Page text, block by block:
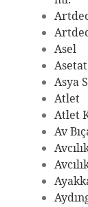
Asel
Asya
Atlet
Atlet
Av